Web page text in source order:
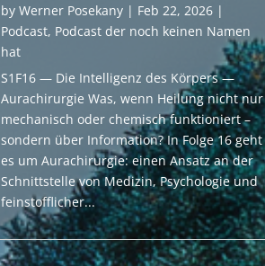
byWerner Posekany | Feb 22, 2026 |
Podcast, Podcast der noch keinen Namen
hat
S1F16 — Die Intelligenz des Körpers —
Aurachirurgie Was, wenn Heilung nicht nur
mechanisch oder chemisch funktioniert –
sondern über Information? In Folge 16 geht
es um Aurachirurgie: einen Ansatz an der
Schnittstelle von Medizin, Psychologie und
feinstofflicher...